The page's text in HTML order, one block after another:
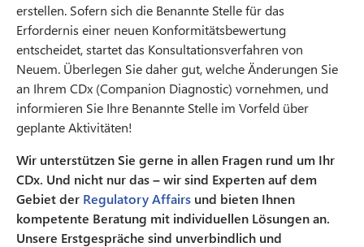
erstellen. Sofern sich die Benannte Stelle für das
Erfordernis einer neuen Konformitätsbewertung
entscheidet, startet das Konsultationsverfahren von
Neuem. Überlegen Sie daher gut, welche Änderungen Sie
an Ihrem CDx (Companion Diagnostic) vornehmen, und
informieren Sie Ihre Benannte Stelle im Vorfeld über
geplante Aktivitäten!
Wir unterstützen Sie gerne in allen Fragen rund um Ihr
CDx. Und nicht nur das – wir sind Experten auf dem
Gebiet der Regulatory Affairs und bieten Ihnen
kompetente Beratung mit individuellen Lösungen an.
Unsere Erstgespräche sind unverbindlich und